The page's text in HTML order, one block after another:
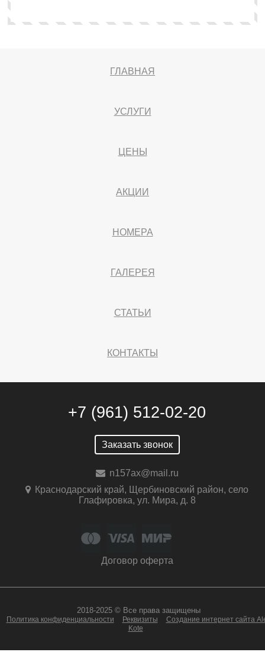
ГЛАВНАЯ
УСЛУГИ
ЦЕНЫ
АКЦИИ
НОМЕРА
ГАЛЕРЕЯ
СТАТЬИ
КОНТАКТЫ
+7 (961) 512-02-20
Заказать звонок
n157ax@mail.ru
Краснодарский край, Щербиновский район, село
Глафировка, ул. Мира, д. 8
Договор оферта
2018-2025 © Все права защищены
Политика конфиденциальности Реквизиты
Создание интернет сайта
Kote